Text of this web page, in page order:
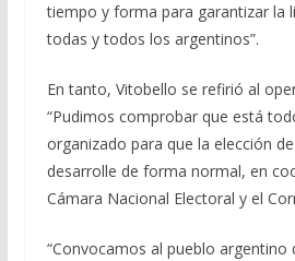
tiempo y forma para garantizar la
todas y todos los argentinos”.
En tanto, Vitobello se refirió al
“Pudimos comprobar que está
organizado para que la elección
desarrolle de forma normal, en
Cámara Nacional Electoral y el
“Convocamos al pueblo argentino